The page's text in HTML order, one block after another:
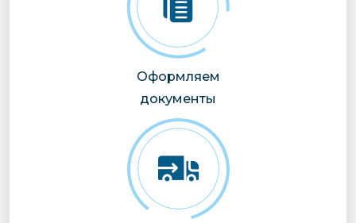
Оформляем
документы